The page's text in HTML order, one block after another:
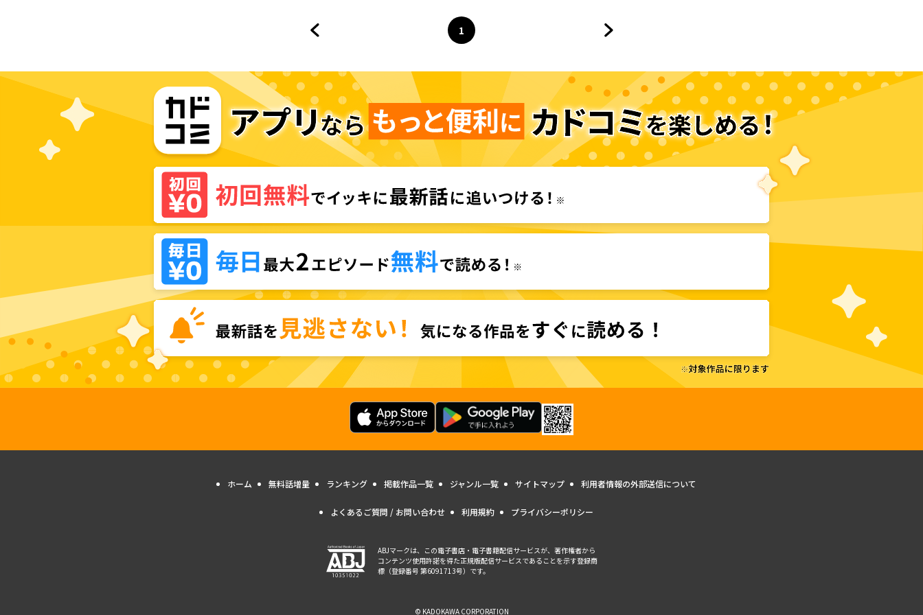
ページ
1
へ
ホーム 無料話増量 ランキング 掲載作品一覧 ジャンル一覧 サイトマップ 利用者情報の外部送信について
よくあるご質問 / お問い合わせ 利用規約 プライバシーポリシー
ABJマークは、この電子書店・電子書籍配信サービスが、著作権者から
コンテンツ使用許諾を得た正規版配信サービスであることを示す登録商
標（登録番号 第6091713号）です。
© KADOKAWA CORPORATION